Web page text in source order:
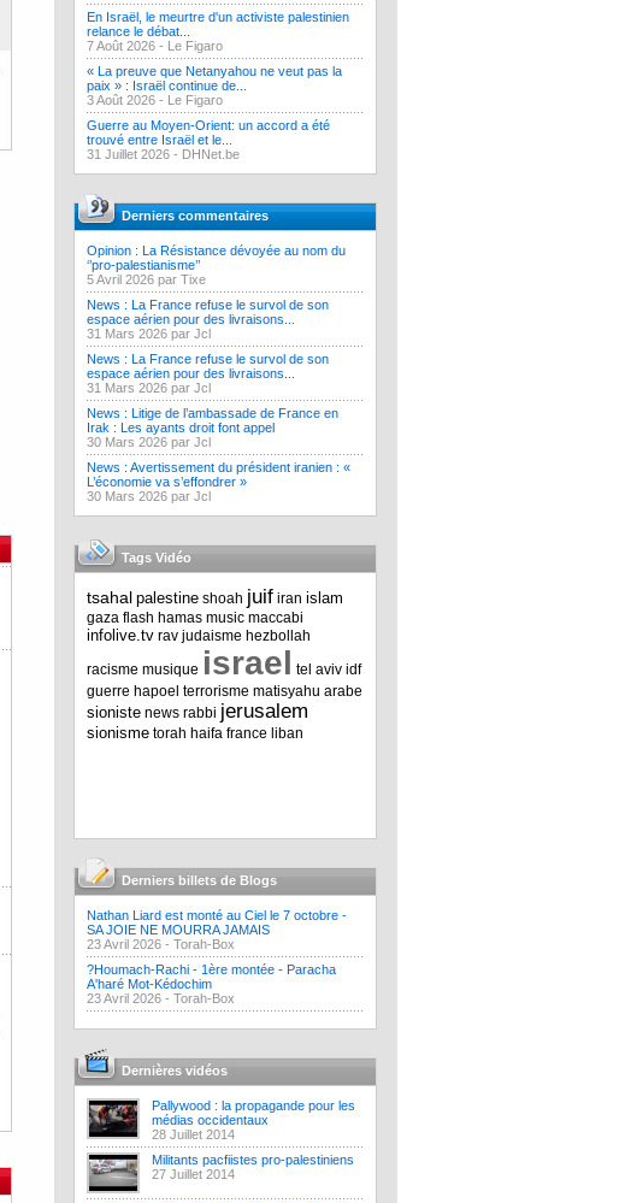
En Israël, le meurtre d'un activiste palestinien
relance le débat...
7 Août 2026 - Le Figaro
« La preuve que Netanyahou ne veut pas la
paix » : Israël continue de...
3 Août 2026 - Le Figaro
Guerre au Moyen-Orient: un accord a été
trouvé entre Israël et le...
31 Juillet 2026 - DHNet.be
Derniers commentaires
Opinion : La Résistance dévoyée au nom du
‘’pro-palestianisme’’
5 Avril 2026 par Tixe
News : La France refuse le survol de son
espace aérien pour des livraisons...
31 Mars 2026 par Jcl
News : La France refuse le survol de son
espace aérien pour des livraisons...
31 Mars 2026 par Jcl
News : Litige de l’ambassade de France en
Irak : Les ayants droit font appel
30 Mars 2026 par Jcl
News : Avertissement du président iranien : «
L’économie va s’effondrer »
30 Mars 2026 par Jcl
Tags Vidéo
tsahal palestine shoah juif iran islam
gaza flash hamas music maccabi
infolive.tv rav judaisme hezbollah
racisme musique israel tel aviv idf
guerre hapoel terrorisme matisyahu arabe
sioniste news rabbi jerusalem
sionisme torah haifa france liban
Derniers billets de Blogs
Nathan Liard est monté au Ciel le 7 octobre -
SA JOIE NE MOURRA JAMAIS
23 Avril 2026 - Torah-Box
?Houmach-Rachi - 1ère montée - Paracha
A'haré Mot-Kédochim
23 Avril 2026 - Torah-Box
Dernières vidéos
Pallywood : la propagande pour les
médias occidentaux
28 Juillet 2014
Militants pacfiistes pro-palestiniens
27 Juillet 2014